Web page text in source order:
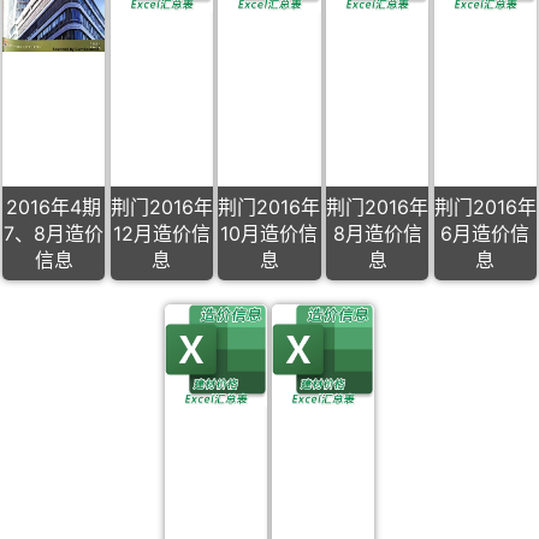
2016年4期
7、8月造价
信息
荆门2016年
12月造价信
息
荆门2016年
10月造价信
息
荆门2016年
8月造价信
息
荆门2016年
6月造价信
息